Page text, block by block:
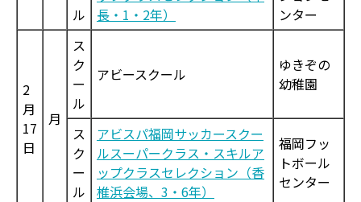
ル
長・1・2年）
ンター
2
月
17
日
月
ス
ク
ー
ル
アビースクール
ゆきぞの
幼稚園
ス
ク
ー
ル
アビスパ福岡サッカースクー
ルスーパークラス・スキルア
ップクラスセレクション（香
椎浜会場、3・6年）
福岡フッ
トボール
センター